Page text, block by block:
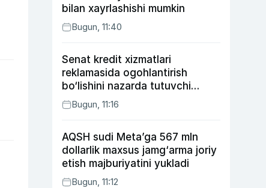
bilan xayrlashishi mumkin
Bugun, 11:40
Senat kredit xizmatlari
reklamasida ogohlantirish
bo‘lishini nazarda tutuvchi
qonunni ma’qulladi
Bugun, 11:16
AQSH sudi Meta’ga 567 mln
dollarlik maxsus jamg‘arma joriy
etish majburiyatini yukladi
Bugun, 11:12